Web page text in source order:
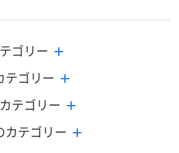
ゴリー
テゴリー
テゴリー
カテゴリー